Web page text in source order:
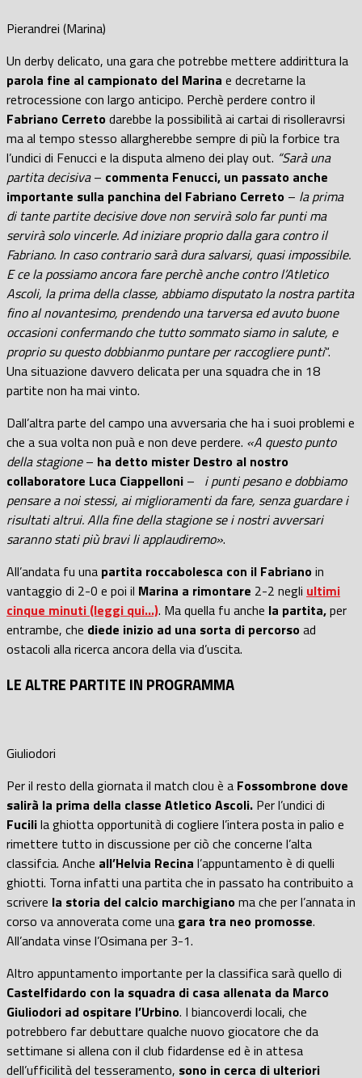
Pierandrei (Marina)
Un derby delicato, una gara che potrebbe mettere addirittura la
parola fine al campionato del Marina e decretarne la
retrocessione con largo anticipo. Perchè perdere contro il
Fabriano Cerretodarebbe la possibilità ai cartai di risolleravrsi
ma al tempo stesso allargherebbe sempre di più la forbice tra
l’undici di Fenucci e la disputa almeno dei play out. “Sarà una
partita decisiva– commenta Fenucci, un passato anche
importante sulla panchina del Fabriano Cerreto – la prima
di tante partite decisive dove non servirà solo far punti ma
servirà solo vincerle. Ad iniziare proprio dalla gara contro il
Fabriano. In caso contrario sarà dura salvarsi, quasi impossibile.
E ce la possiamo ancora fare perchè anche contro l’Atletico
Ascoli, la prima della classe, abbiamo disputato la nostra partita
fino al novantesimo, prendendo una tarversa ed avuto buone
occasioni confermando che tutto sommato siamo in salute, e
proprio su questo dobbianmo puntare per raccogliere punti“.
Una situazione davvero delicata per una squadra che in 18
partite non ha mai vinto.
Dall’altra parte del campo una avversaria che ha i suoi problemi e
che a sua volta non puà e non deve perdere. «A questo punto
della stagione– ha detto mister Destro al nostro
collaboratore Luca Ciappelloni – i punti pesano e dobbiamo
pensare a noi stessi, ai miglioramenti da fare, senza guardare i
risultati altrui. Alla fine della stagione se i nostri avversari
saranno stati più bravi li applaudiremo».
All’andata fu una partita roccabolesca con il Fabrianoin
vantaggio di 2-0 e poi il Marina a rimontare 2-2 negli ultimi
cinque minuti (leggi qui…). Ma quella fu anche la partita,per
entrambe, che diede inizio ad una sorta di percorsoad
ostacoli alla ricerca ancora della via d’uscita.
LE ALTRE PARTITE IN PROGRAMMA
Giuliodori
Per il resto della giornata il match clou è a Fossombrone dove
salirà la prima della classe Atletico Ascoli. Per l’undici di
Fucilila ghiotta opportunità di cogliere l’intera posta in palio e
rimettere tutto in discussione per ciò che concerne l’alta
classifcia. Anche all’Helvia Recina l’appuntamento è di quelli
ghiotti. Torna infatti una partita che in passato ha contribuito a
scrivere la storia del calcio marchigianoma che per l’annata in
corso va annoverata come una gara tra neo promosse.
All’andata vinse l’Osimana per 3-1.
Altro appuntamento importante per la classifica sarà quello di
Castelfidardo con la squadra di casa allenata da Marco
Giuliodori ad ospitare l’Urbino. I biancoverdi locali, che
potrebbero far debuttare qualche nuovo giocatore che da
settimane si allena con il club fidardense ed è in attesa
dell’ufficilità del tesseramento, sono in cerca di ulteriori